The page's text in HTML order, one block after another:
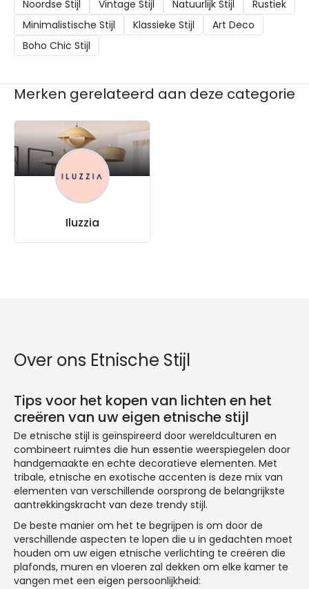
creëren.
Noordse Stijl
Vintage Stijl Natuurlijk Stijl
Rustiek
Minimalistische Stijl
Klassieke Stijl
Art Deco
Boho Chic Stijl
Merken gerelateerd aan deze categorie
Iluzzia
Over ons Etnische Stijl
Tips voor het kopen van lichten en het
creëren van uw eigen etnische stijl
De etnische stijl is geïnspireerd door wereldculturen en
combineert ruimtes die hun essentie weerspiegelen door
handgemaakte en echte decoratieve elementen. Met
tribale, etnische en exotische accenten is deze mix van
elementen van verschillende oorsprong de belangrijkste
aantrekkingskracht van deze trendy stijl.
De beste manier om het te begrijpen is om door de
verschillende aspecten te lopen die u in gedachten moet
houden om uw eigen etnische verlichting te creëren die
plafonds, muren en vloeren zal dekken om elke kamer te
vangen met een eigen persoonlijkheid: